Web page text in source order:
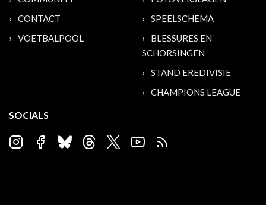
CONTACT
VOETBALPOOL
SPEELSCHEMA
BLESSURES EN
SCHORSINGEN
STAND EREDIVISIE
CHAMPIONS LEAGUE
SOCIALS